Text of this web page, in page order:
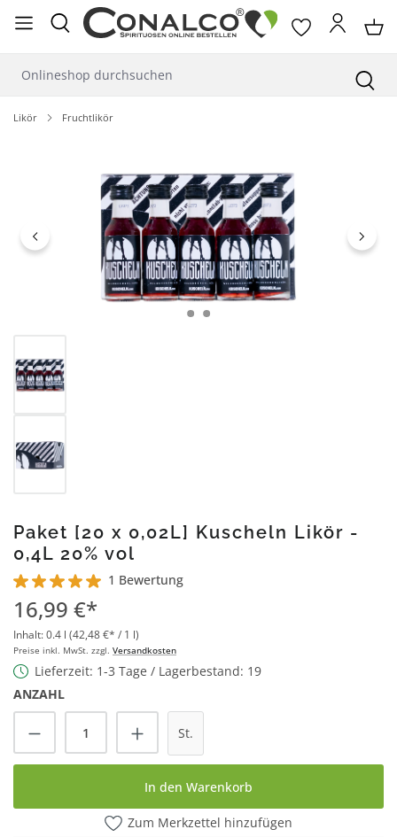
springen
Likör Fruchtlikör
Paket [20 x 0,02L] Kuscheln Likör -
0,4L 20% vol
Durchschnittliche Bewertung von 5 von 5 Sternen
1 Bewertung
16,99 €*
Inhalt:0.4 l (42,48 €* / 1 l)
Preise inkl. MwSt. zzgl. Versandkosten
Lieferzeit: 1-3 Tage / Lagerbestand: 19
ANZAHL
Produkt Anzahl: Gib den gewünschten
St.
In den Warenkorb
Zum Merkzettel hinzufügen